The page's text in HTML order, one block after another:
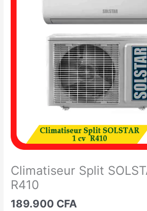
Climatiseur Split
R410
189.900 CFA